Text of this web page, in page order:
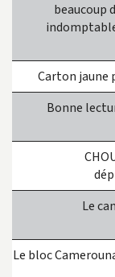
Le bloc
Le
Bonne
Carton jaune
beaucoup